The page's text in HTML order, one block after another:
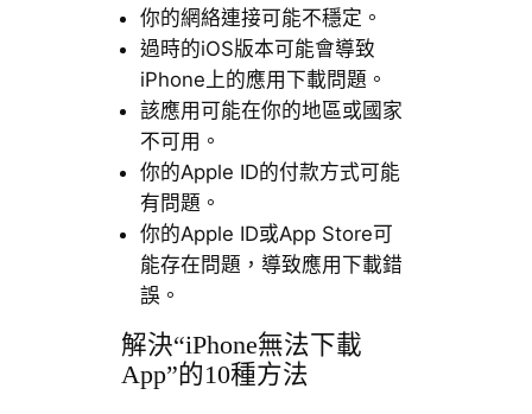
你的網絡連接可能不穩定。
過時的iOS版本可能會導致
iPhone上的應用下載問題。
該應用可能在你的地區或國家
不可用。
你的Apple ID的付款方式可能
有問題。
你的Apple ID或App Store可
能存在問題，導致應用下載錯
誤。
解決“iPhone無法下載
App”的10種方法